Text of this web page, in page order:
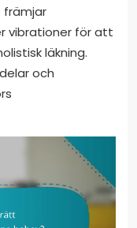
främjar
vibrationer för att
läkning.
och